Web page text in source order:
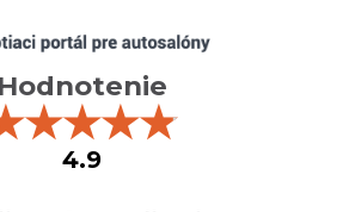
Hodnotenie
★★★★
4.9